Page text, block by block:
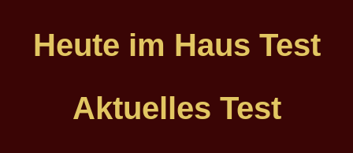
Heute im Haus Test
Aktuelles Test